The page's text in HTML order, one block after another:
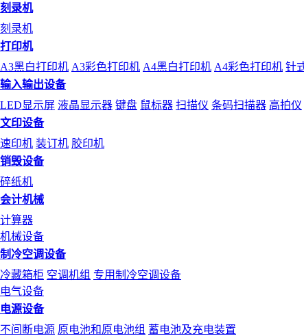
刻录机
刻录机
打印机
A3黑白打印机 A3彩色打印机 A4黑白打印机 A4彩色打印机 针
输入输出设备
LED显示屏 液晶显示器 键盘 鼠标器 扫描仪 条码扫描器 高拍仪
文印设备
速印机 装订机 胶印机
销毁设备
碎纸机
会计机械
计算器
机械设备
制冷空调设备
冷藏箱柜 空调机组 专用制冷空调设备
电气设备
电源设备
不间断电源 原电池和原电池组 蓄电池及充电装置